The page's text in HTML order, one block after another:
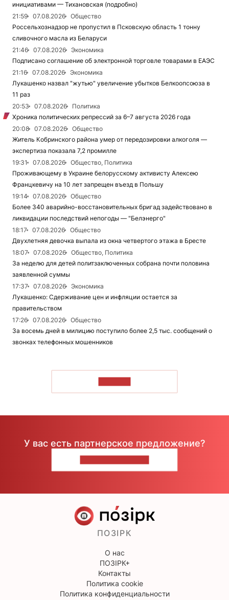
инициативами — Тихановская (подробно)
21:59
07.08.2026
Общество
Россельхознадзор не пропустил в Псковскую область 1 тонну
сливочного масла из Беларуси
21:46
07.08.2026
Экономика
Подписано соглашение об электронной торговле товарами в ЕАЭС
21:16
07.08.2026
Экономика
Лукашенко назвал "жутью" увеличение убытков Белкоопсоюза в
11 раз
20:53
07.08.2026
Политика
Хроника политических репрессий за 6–7 августа 2026 года
20:08
07.08.2026
Общество
Житель Кобринского района умер от передозировки алкоголя —
экспертиза показала 7,2 промилле
19:31
07.08.2026
Общество, Политика
Проживающему в Украине белорусскому активисту Алексею
Францкевичу на 10 лет запрещен въезд в Польшу
19:14
07.08.2026
Общество
Более 340 аварийно-восстановительных бригад задействовано в
ликвидации последствий непогоды — "Белэнерго"
18:17
07.08.2026
Общество
Двухлетняя девочка выпала из окна четвертого этажа в Бресте
18:07
07.08.2026
Общество, Политика
За неделю для детей политзаключенных собрана почти половина
заявленной суммы
17:37
07.08.2026
Экономика
Лукашенко: Сдерживание цен и инфляции остается за
правительством
17:26
07.08.2026
Общество
За восемь дней в милицию поступило более 2,5 тыс. сообщений о
звонках телефонных мошенников
У вас есть партнерское предложение?
ПОЗІРК
О нас
ПОЗІРК+
Контакты
Политика cookie
Политика конфиденциальности